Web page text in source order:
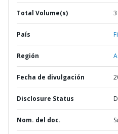
Total Volume(s) 3
País
Región
Fecha de divulgación
Disclosure Status
Nom. del doc.